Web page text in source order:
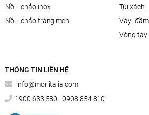
nồi - chảo inox
nồi - chảo tráng men
túi xách
váy- đầm
vòng tay
THÔNG TIN LIÊN HỆ
info@moriitalia.com
1900 633 580 - 0908 854 810